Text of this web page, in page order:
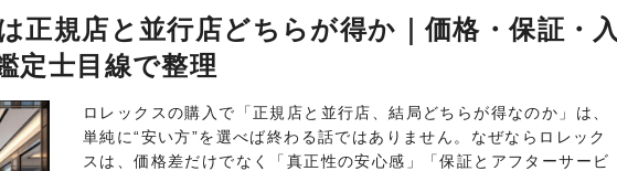
正規店と並行店どちらが得か｜価格・保証・入
定士目線で整理
ロレックスの購入で「正規店と並行店、結局どちらが得なのか」は、
単純に“安い方”を選べば終わる話ではありません。なぜならロレック
スは、価格差だけでなく「真正性の安心感」「保証とアフターサービ